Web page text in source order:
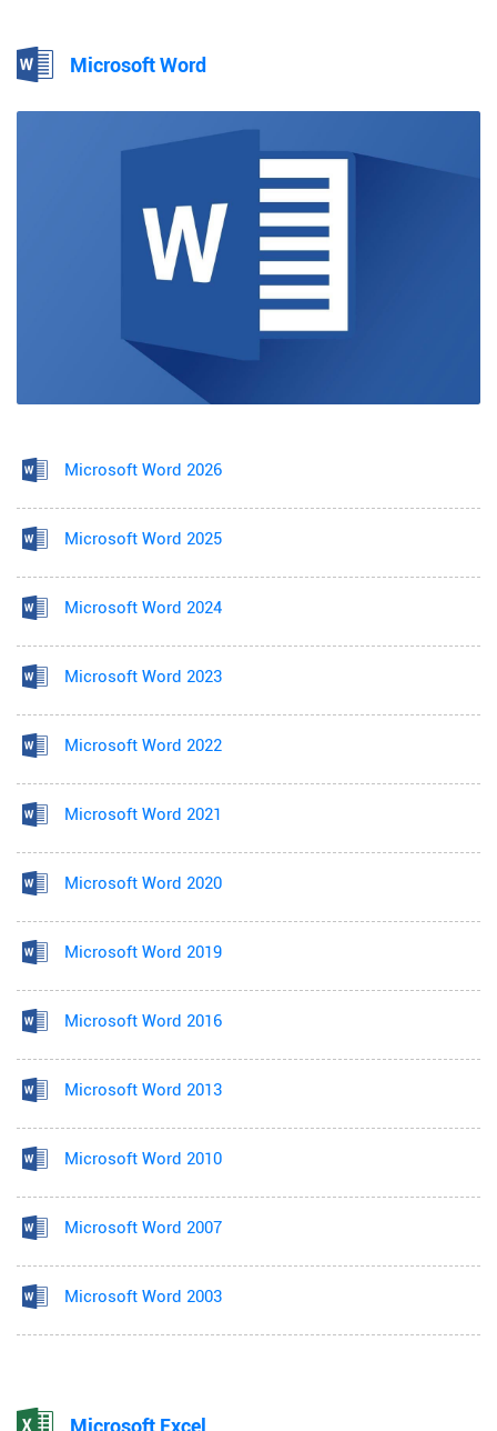
Microsoft Word
Microsoft Word 2026
Microsoft Word 2025
Microsoft Word 2024
Microsoft Word 2023
Microsoft Word 2022
Microsoft Word 2021
Microsoft Word 2020
Microsoft Word 2019
Microsoft Word 2016
Microsoft Word 2013
Microsoft Word 2010
Microsoft Word 2007
Microsoft Word 2003
Microsoft Excel